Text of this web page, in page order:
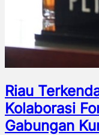
Riau
Kolaborasi
Gabungan